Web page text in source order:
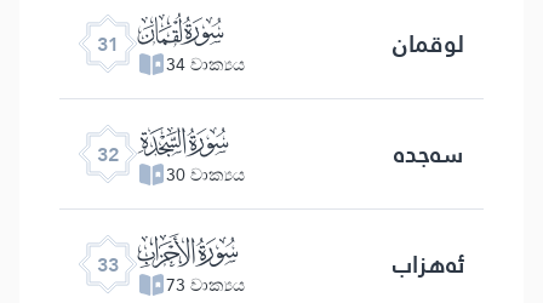
31 ﮫ
34 වාක්‍යය لوقمان
32 ﮬ
30 වාක්‍යය سەجدە
33 ﮭ
73 වාක්‍යය ئەھزاب